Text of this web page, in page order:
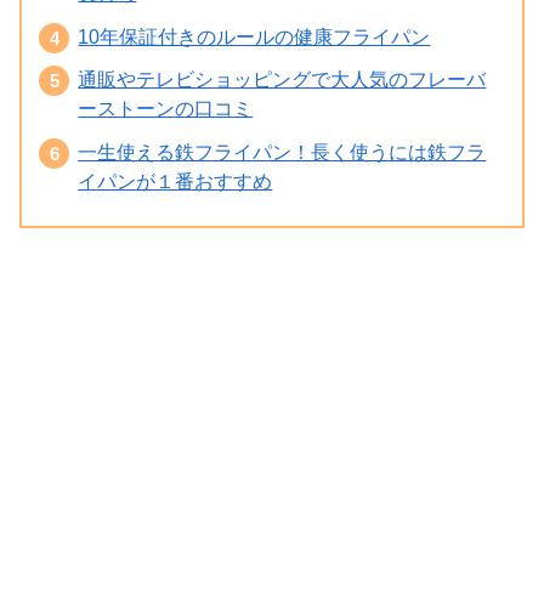
10年保証付きのルールの健康フライパン
通販やテレビショッピングで大人気のフレーバ
ーストーンの口コミ
一生使える鉄フライパン！長く使うには鉄フラ
イパンが１番おすすめ